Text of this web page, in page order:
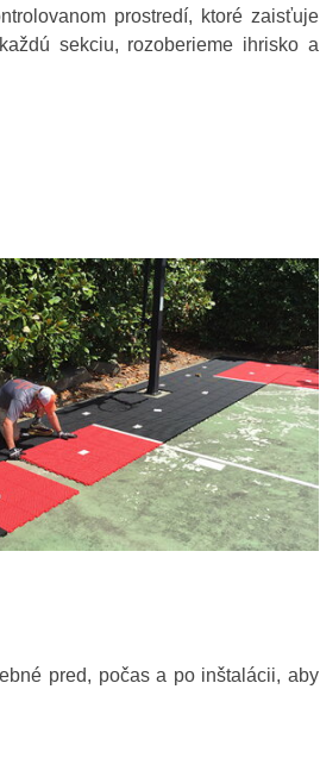
prostredí, ktoré zaisťuje
sekciu, rozoberieme ihrisko a
pred, počas a po inštalácii, aby